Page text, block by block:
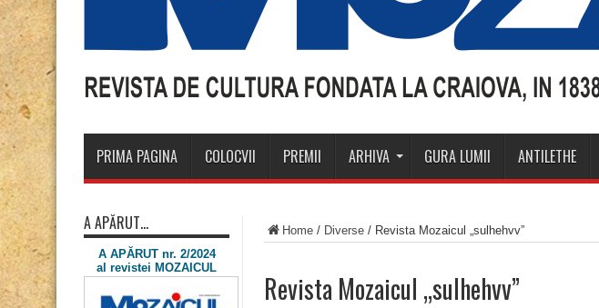
PRIMA PAGINA COLOCVII PREMII ARHIVA GURA LUMII ANTILETHE
Home / Diverse / Revista Mozaicul „sulhehvv”
Revista Mozaicul „sulhehvv”
A APĂRUT…
A APĂRUT nr. 2/2024
al revistei MOZAICUL